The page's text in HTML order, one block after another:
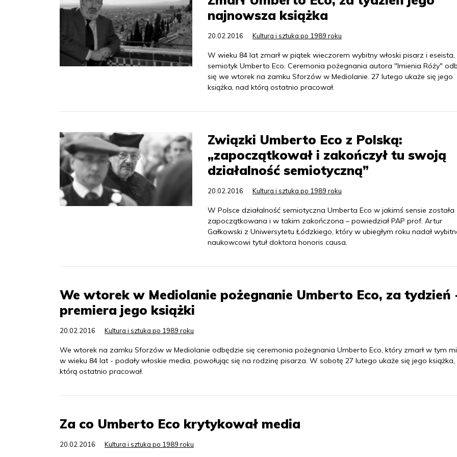
najnowsza książka
20.02.2016 Kultura i sztuka po 1989 roku
W wieku 84 lat zmarł w piątek wieczorem wybitny włoski pisarz i eseista,
semiotyk Umberto Eco. Ceremonia pożegnania autora "Imienia Róży"
się we wtorek na zamku Sforzów w Mediolanie. 27 lutego ukaże się jego
książka, nad którą ostatnio pracował.
Związki Umberto Eco z Polską:
„zapoczątkował i zakończył tu swoją
działalność semiotyczną”
20.02.2016 Kultura i sztuka po 1989 roku
W Polsce działalność semiotyczna Umberta Eco w jakimś sensie została
zapoczątkowana i w takim zakończona – powiedział PAP prof. Artur
Gałkowski z Uniwersytetu Łódzkiego, który w ubiegłym roku nadał
naukowcowi tytuł doktora honoris causa.
We wtorek w Mediolanie pożegnanie Umberto Eco, za tydzień
premiera jego książki
20.02.2016 Kultura i sztuka po 1989 roku
We wtorek na zamku Sforzów w Mediolanie odbędzie się ceremonia pożegnania Umberto Eco, który zmarł w tym
w wieku 84 lat - podały włoskie media, powołując się na rodzinę pisarza. W sobotę 27 lutego ukaże się jego książka,
którą ostatnio pracował.
Za co Umberto Eco krytykował media
20.02.2016 Kultura i sztuka po 1989 roku